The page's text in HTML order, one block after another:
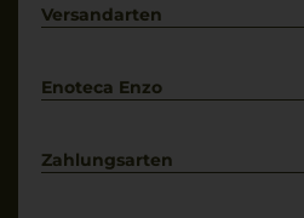
Kontakt
Versandarten
Enoteca Enzo
Bewertungs-Richtlinien
Zahlungsarten